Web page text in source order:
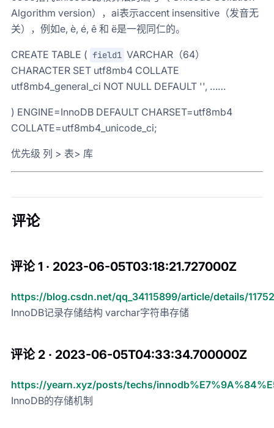
Algorithm version），ai表示accent insensitive（发音无
关），例如e, è, é, ê 和 ë是一视同仁的。
CREATE TABLE ( field1 VARCHAR（64）
CHARACTER SET utf8mb4 COLLATE
utf8mb4_general_ci NOT NULL DEFAULT '', ……
) ENGINE=InnoDB DEFAULT CHARSET=utf8mb4
COLLATE=utf8mb4_unicode_ci;
优先级 列 > 表> 库
评论
评论 1 · 2023-06-05T03:18:21.727000Z
https://blog.csdn.net/qq_34115899/article/details/
InnoDB记录存储结构 varchar字符串存储
评论 2 · 2023-06-05T04:33:34.700000Z
https://yearn.xyz/posts/techs/
InnoDB的存储机制